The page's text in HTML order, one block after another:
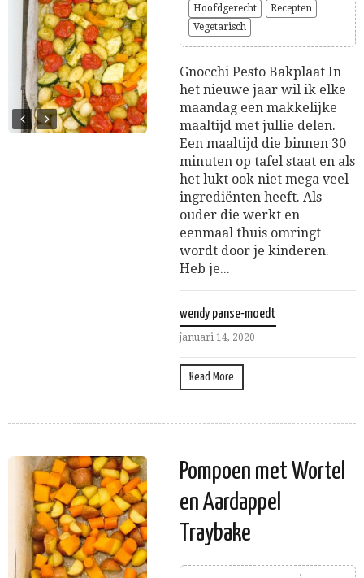
Hoofdgerecht
Recepten
Vegetarisch
Gnocchi Pesto Bakplaat In
het nieuwe jaar wil ik elke
maandag een makkelijke
maaltijd met jullie delen.
Een maaltijd die binnen 30
minuten op tafel staat en als
het lukt ook niet mega veel
ingrediënten heeft. Als
ouder die werkt en
eenmaal thuis omringt
wordt door je kinderen.
Heb je...
wendy panse-moedt
januari 14, 2020
Read More
Pompoen met Wortel
en Aardappel
Traybake